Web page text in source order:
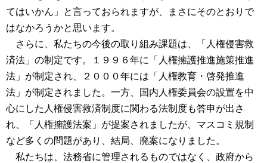
てはいかん」と言っておられますが、まさにそのとおりで
はなかろうかと思います。
さらに、私たちの今後の取り組み課題は、「人権侵害救
済法」の制定です。１９９６年に「人権擁護推進施策推進
法」が制定され、２０００年には「人権教育・啓発推進
法」が制定されました。一方、国内人権委員会の設置を中
心にした人権侵害救済制度に関わる法制度も答申が出さ
れ、「人権擁護法案」が提案されましたが、マスコミ規制
など多くの問題があり、結局、廃案になりました。
私たちは、法務省に管理されるものではなく、政府から